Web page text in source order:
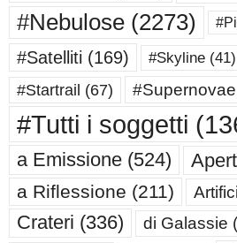
#Nebulose (2273)
#Satelliti (169) #Skyline (41)
#Startrail (67) #Supernovae
#Tutti i soggetti
a Emissione (524)
a Riflessione (211)
Crateri (336) di Galassie